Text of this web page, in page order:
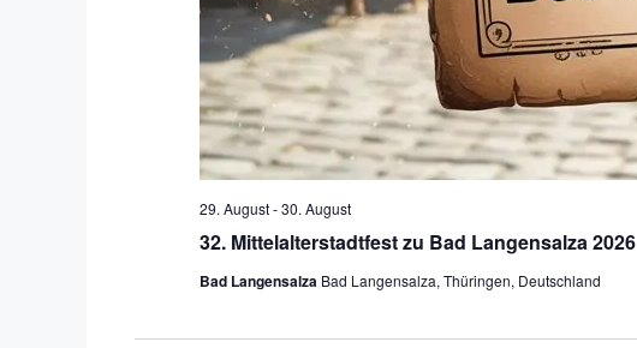
32. Mittelalterstadtfest zu Bad Langensalza 2026
29. August-30. August
Bad Langensalza Bad Langensalza, Thüringen, Deutschland